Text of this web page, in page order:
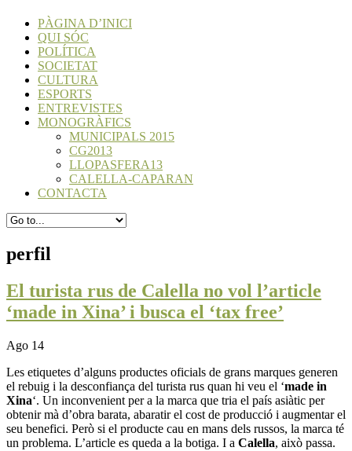
PÀGINA D’INICI
QUI SÓC
POLÍTICA
SOCIETAT
CULTURA
ESPORTS
ENTREVISTES
MONOGRÀFICS
MUNICIPALS 2015
CG2013
LLOPASFERA13
CALELLA-CAPARAN
CONTACTA
perfil
El turista rus de Calella no vol l’article
‘made in Xina’ i busca el ‘tax free’
Ago 14
Les etiquetes d’alguns productes oficials de grans marques generen
el rebuig i la desconfiança del turista rus quan hi veu el ‘made in
Xina‘. Un inconvenient per a la marca que tria el país asiàtic per
obtenir mà d’obra barata, abaratir el cost de producció i augmentar el
seu benefici. Però si el producte cau en mans dels russos, la marca té
un problema. L’article es queda a la botiga. I a Calella, això passa.